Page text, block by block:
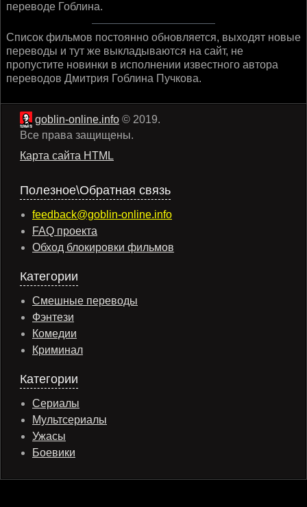
переводе Гоблина.
Список фильмов постоянно обновляется, выходят новые
переводы и тут же выкладываются на сайт, не
пропустите новинки в исполнении известного автора
переводов Дмитрия Гоблина Пучкова.
goblin-online.info © 2019.
Все права защищены.
Карта сайта HTML
Полезное\Обратная связь
feedback@goblin-online.info
FAQ проекта
Обход блокировки фильмов
Категории
Смешные переводы
Фэнтези
Комедии
Криминал
Категории
Сериалы
Мультсериалы
Ужасы
Боевики